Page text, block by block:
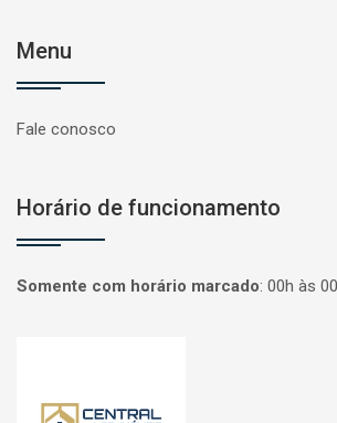
Menu
Fale conosco
Horário de funcionamento
Somente com horário marcado: 00h às